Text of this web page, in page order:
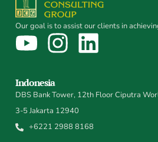
Our goal is to assist our clients in
Indonesia
DBS Bank Tower, 12th Floor Ciputra
3-5 Jakarta 12940
+6221 2988 8168